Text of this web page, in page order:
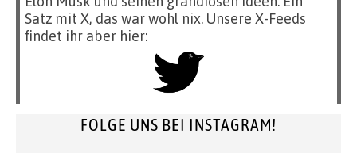
Satz mit X, das war wohl nix. Unsere X-Feeds
findet ihr aber hier:
FOLGE UNS BEI INSTAGRAM!